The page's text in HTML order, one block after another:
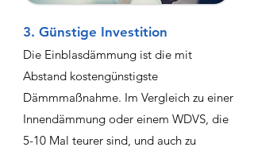
3. Günstige Investition
Die Einblasdämmung ist die mit
Abstand kostengünstigste
Dämmmaßnahme. Im Vergleich zu einer
Innendämmung oder einem WDVS, die
5-10 Mal teurer sind, und auch zu